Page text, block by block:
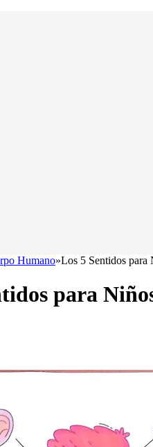
Humano»Los 5 Sentidos para
para